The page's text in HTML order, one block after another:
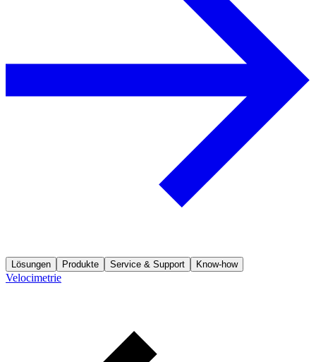
Lösungen Produkte Service & Support Know-how
Velocimetrie